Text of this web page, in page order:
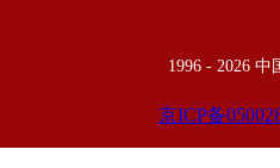
1996 - 2026 中
京ICP备